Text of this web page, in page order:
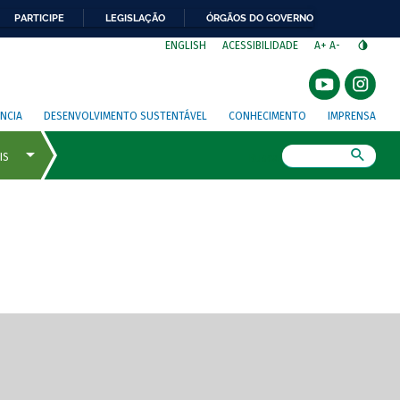
PARTICIPE LEGISLAÇÃO ÓRGÃOS DO GOVERNO
ENGLISH ACESSIBILIDADE A+ A-
DESENVOLVIMENTO SUSTENTÁVEL CONHECIMENTO IMPRENSA
de tela